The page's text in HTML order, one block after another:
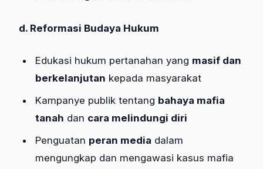
d. Reformasi Budaya Hukum
Edukasi hukum pertanahan yang masif dan
berkelanjutan kepada masyarakat
Kampanye publik tentang bahaya mafia
tanah dan cara melindungi diri
Penguatan peran media dalam
mengungkap dan mengawasi kasus mafia